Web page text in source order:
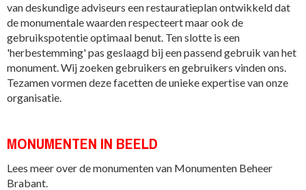
van deskundige adviseurs een restauratieplan ontwikkeld dat
de monumentale waarden respecteert maar ook de
gebruikspotentie optimaal benut. Ten slotte is een
'herbestemming' pas geslaagd bij een passend gebruik van het
monument. Wij zoeken gebruikers en gebruikers vinden ons.
Tezamen vormen deze facetten de unieke expertise van onze
organisatie.
MONUMENTEN IN BEELD
Lees meer over de monumenten van Monumenten Beheer
Brabant.